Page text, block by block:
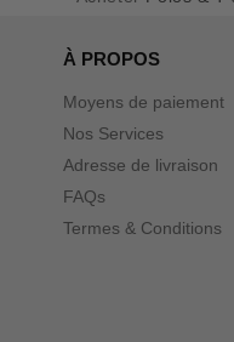
À PROPOS
Moyens de paiement
Nos Services
Adresse de livraison
FAQs
Termes & Conditions